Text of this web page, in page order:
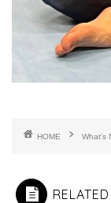
HOME What's